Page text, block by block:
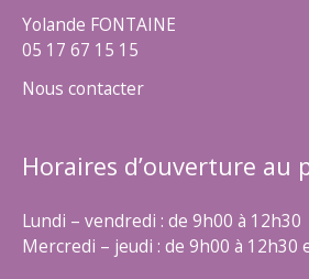
Yolande FONTAINE
05 17 67 15 15
Nous contacter
Horaires d’ouverture au
Lundi – vendredi : de 9h00 à 12h30
Mercredi – jeudi : de 9h00 à 12h30